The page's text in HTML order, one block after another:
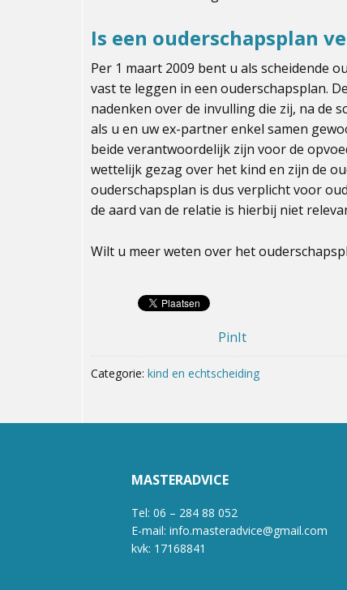
Is een ouderschapsplan
Per 1 maart 2009 bent u als scheidende
vast te leggen in een ouderschapsplan.
nadenken over de invulling die zij, na de
als u en uw ex-partner enkel samen
beide verantwoordelijk zijn voor de
wettelijk gezag over het kind en zijn de
ouderschapsplan is dus verplicht voor
de aard van de relatie is hierbij niet
Wilt u meer weten over het
PinIt
Categorie: kind en echtscheiding
MASTERADVICE
Tel: 06 – 284 88 052
E-mail: info.masteradvice@gmail.com
kvk: 17168841